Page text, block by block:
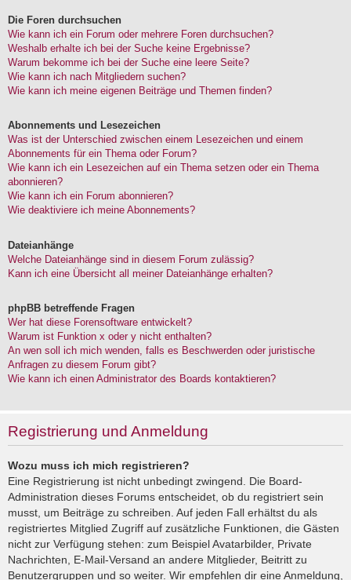
Die Foren durchsuchen
Wie kann ich ein Forum oder mehrere Foren durchsuchen?
Weshalb erhalte ich bei der Suche keine Ergebnisse?
Warum bekomme ich bei der Suche eine leere Seite?
Wie kann ich nach Mitgliedern suchen?
Wie kann ich meine eigenen Beiträge und Themen finden?
Abonnements und Lesezeichen
Was ist der Unterschied zwischen einem Lesezeichen und einem
Abonnements für ein Thema oder Forum?
Wie kann ich ein Lesezeichen auf ein Thema setzen oder ein Thema
abonnieren?
Wie kann ich ein Forum abonnieren?
Wie deaktiviere ich meine Abonnements?
Dateianhänge
Welche Dateianhänge sind in diesem Forum zulässig?
Kann ich eine Übersicht all meiner Dateianhänge erhalten?
phpBB betreffende Fragen
Wer hat diese Forensoftware entwickelt?
Warum ist Funktion x oder y nicht enthalten?
An wen soll ich mich wenden, falls es Beschwerden oder juristische
Anfragen zu diesem Forum gibt?
Wie kann ich einen Administrator des Boards kontaktieren?
Registrierung und Anmeldung
Wozu muss ich mich registrieren?
Eine Registrierung ist nicht unbedingt zwingend. Die Board-
Administration dieses Forums entscheidet, ob du registriert sein
musst, um Beiträge zu schreiben. Auf jeden Fall erhältst du als
registriertes Mitglied Zugriff auf zusätzliche Funktionen, die Gästen
nicht zur Verfügung stehen: zum Beispiel Avatarbilder, Private
Nachrichten, E-Mail-Versand an andere Mitglieder, Beitritt zu
Benutzergruppen und so weiter. Wir empfehlen dir eine Anmeldung,